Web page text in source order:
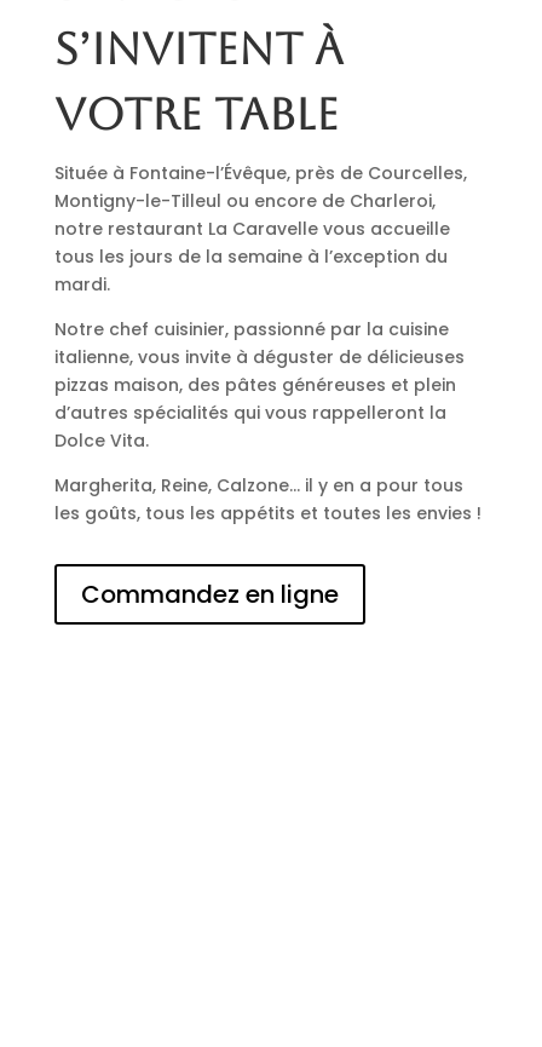
s’invitent à
votre table
Située à Fontaine-l’Évêque, près de Courcelles,
Montigny-le-Tilleul ou encore de Charleroi,
notre restaurant La Caravelle vous accueille
tous les jours de la semaine à l’exception du
mardi.
Notre chef cuisinier, passionné par la cuisine
italienne, vous invite à déguster de délicieuses
pizzas maison, des pâtes généreuses et plein
d’autres spécialités qui vous rappelleront la
Dolce Vita.
Margherita, Reine, Calzone… il y en a pour tous
les goûts, tous les appétits et toutes les envies !
Commandez en ligne